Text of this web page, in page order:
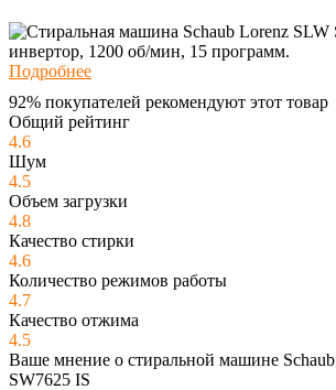
Подробнее
92% покупателей рекомендуют этот товар
Общий рейтинг
4.6
Шум
4.5
Объем загрузки
4.8
Качество стирки
4.6
Количество режимов работы
4.7
Качество отжима
4.5
Ваше мнение о стиральной машине
SW7625 IS